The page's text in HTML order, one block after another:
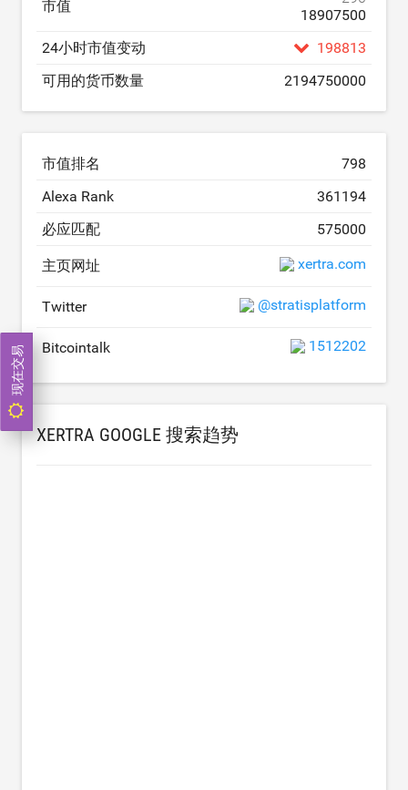
市值
18907500
24小时市值变动
198813
可用的货币数量
2194750000
市值排名
798
Alexa Rank
361194
必应匹配
575000
主页网址 xertra.com
Twitter @stratisplatform
Bitcointalk 1512202
XERTRA GOOGLE 搜索趋势
现在交易